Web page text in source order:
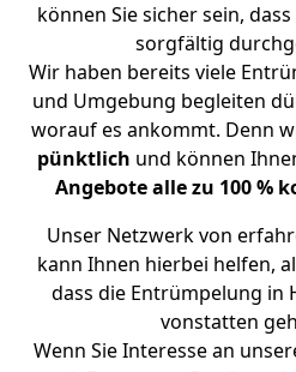
können Sie sicher sein,
sorgfältig
Wir haben bereits viele
und Umgebung begleiten
worauf es ankommt. Denn
pünktlich und können
Angebote alle zu 100 %
Unser Netzwerk von
kann Ihnen hierbei helfen,
dass die Entrümpelung in
vonstatten
Wenn Sie Interesse an